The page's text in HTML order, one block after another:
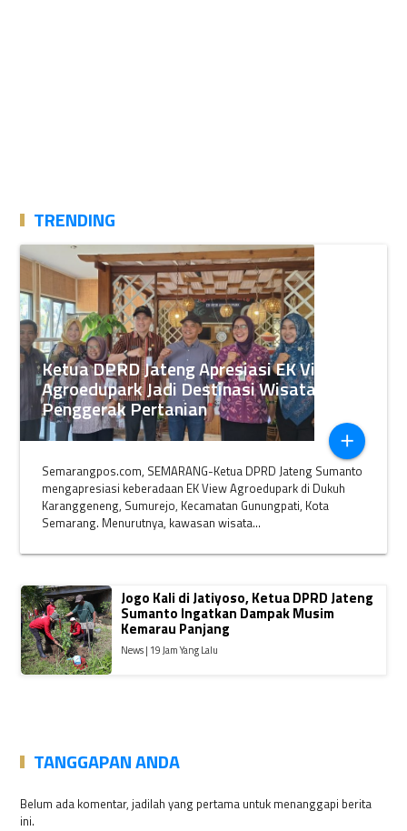
TRENDING
Ketua DPRD Jateng Apresiasi EK View
Agroedupark Jadi Destinasi Wisata
Penggerak Pertanian
add
Semarangpos.com, SEMARANG-Ketua DPRD Jateng Sumanto
mengapresiasi keberadaan EK View Agroedupark di Dukuh
Karanggeneng, Sumurejo, Kecamatan Gunungpati, Kota
Semarang. Menurutnya, kawasan wisata...
Jogo Kali di Jatiyoso, Ketua DPRD Jateng
Sumanto Ingatkan Dampak Musim
Kemarau Panjang
News | 19 Jam Yang Lalu
TANGGAPAN ANDA
Belum ada komentar, jadilah yang pertama untuk menanggapi berita
ini.